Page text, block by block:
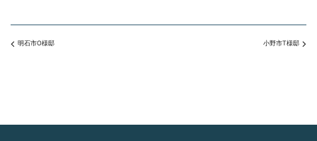
明石市O様邸 小野市T様邸